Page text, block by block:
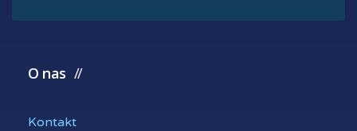
O nas
Kontakt